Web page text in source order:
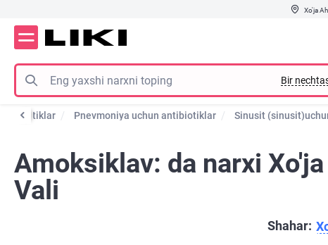
Xo'ja
Bir
Pnevmoniya uchun antibiotiklar Sinusit
Amoksiklav: da narxi
Vali
Shahar: